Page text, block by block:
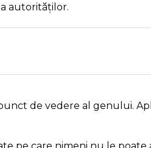
autorităților.
de vedere al genului.